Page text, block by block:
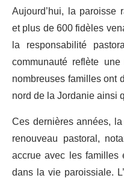
Aujourd’hui, la
et plus de 600 fidèles
la responsabilité
communauté reflète
nombreuses familles ont
nord de la Jordanie ainsi
Ces dernières années,
renouveau pastoral,
accrue avec les
dans la vie paroissiale.